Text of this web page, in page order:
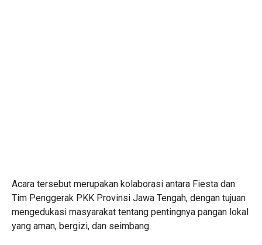
Acara tersebut merupakan kolaborasi antara Fiesta dan
Tim Penggerak PKK Provinsi Jawa Tengah, dengan tujuan
mengedukasi masyarakat tentang pentingnya pangan lokal
yang aman, bergizi, dan seimbang.